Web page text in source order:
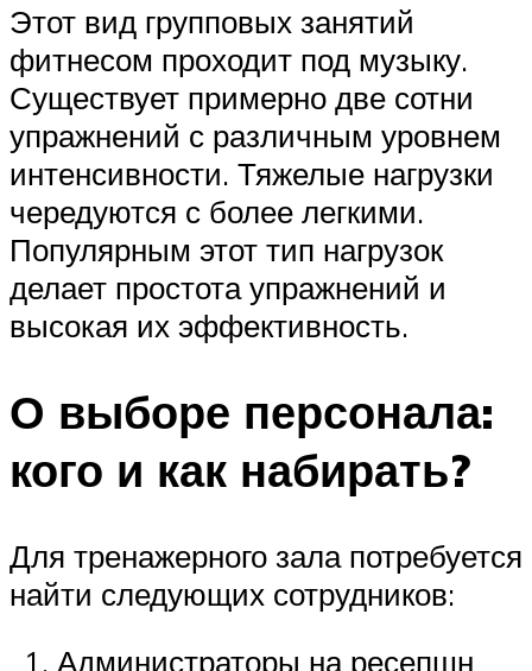
Этот вид групповых занятий
фитнесом проходит под музыку.
Существует примерно две сотни
упражнений с различным уровнем
интенсивности. Тяжелые нагрузки
чередуются с более легкими.
Популярным этот тип нагрузок
делает простота упражнений и
высокая их эффективность.
О выборе персонала:
кого и как набирать?
Для тренажерного зала потребуется
найти следующих сотрудников:
Администраторы на ресепшн